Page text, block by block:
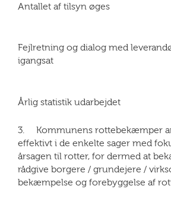
Antallet af tilsyn øges
Fejlretning og dialog med
igangsat
Årlig statistik udarbejdet
3. Kommunens rottebekæmper
effektivt i de enkelte sager med
årsagen til rotter, for dermed at
rådgive borgere / grundejere /
bekæmpelse og forebyggelse af